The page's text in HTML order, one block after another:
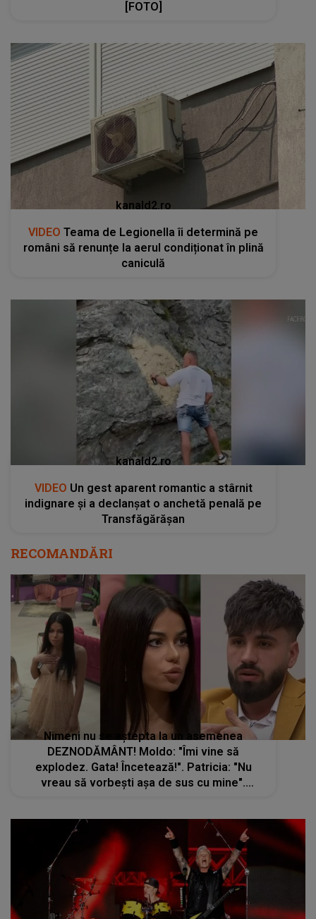
[FOTO]
kanald2.ro
VIDEO Teama de Legionella îi determină pe
români să renunțe la aerul condiționat în plină
caniculă
kanald2.ro
VIDEO Un gest aparent romantic a stârnit
indignare și a declanșat o anchetă penală pe
Transfăgărășan
RECOMANDĂRI
Nimeni nu se aștepta la un asemenea
DEZNODĂMÂNT! Moldo: "Îmi vine să
explodez. Gata! Încetează!". Patricia: "Nu
vreau să vorbești așa de sus cu mine".